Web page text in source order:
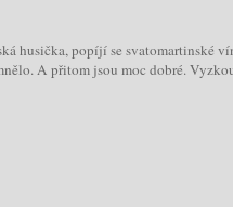
husička, popíjí se svatomartinské
A přitom jsou moc dobré.